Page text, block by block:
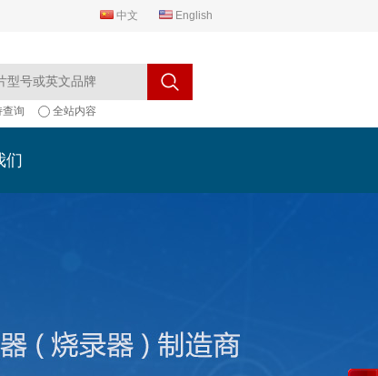
中文 English
查询 全站内容
们
们